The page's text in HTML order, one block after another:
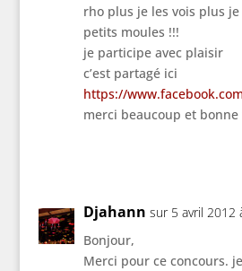
rho plus je les vois plus
petits moules !!!
je participe avec plaisir
c’est partagé ici
https://
merci beaucoup et
Djahann sur 5 avril 2012
Bonjour,
Merci pour ce concours.